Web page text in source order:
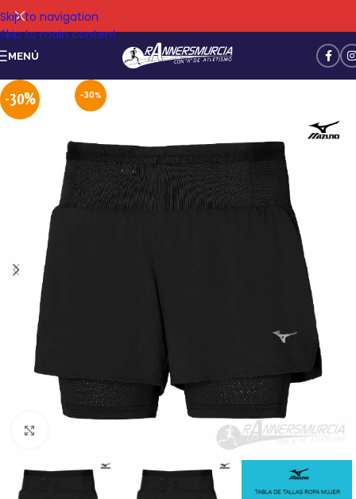
Skip to navigation
Skip to main content
MENÚ
-30%
-30%